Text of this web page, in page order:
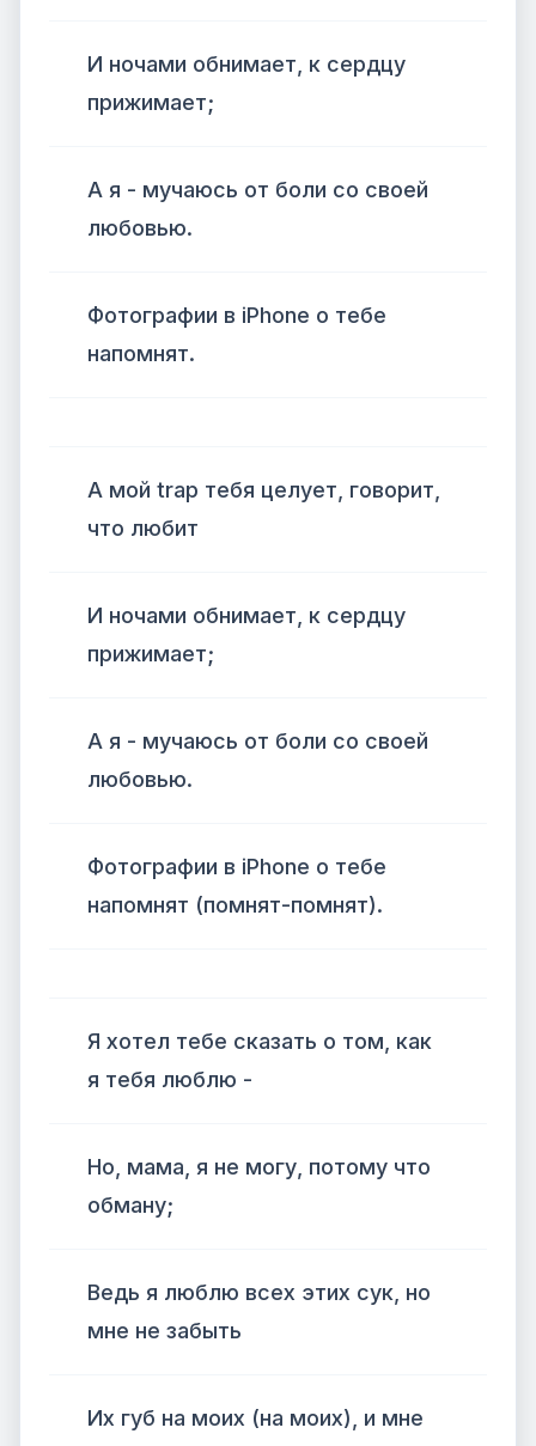
И ночами обнимает, к сердцу
прижимает;
А я - мучаюсь от боли со своей
любовью.
Фотографии в iPhone о тебе
напомнят.
А мой trap тебя целует, говорит,
что любит
И ночами обнимает, к сердцу
прижимает;
А я - мучаюсь от боли со своей
любовью.
Фотографии в iPhone о тебе
напомнят (помнят-помнят).
Я хотел тебе сказать о том, как
я тебя люблю -
Но, мама, я не могу, потому что
обману;
Ведь я люблю всех этих сук, но
мне не забыть
Их губ на моих (на моих), и мне